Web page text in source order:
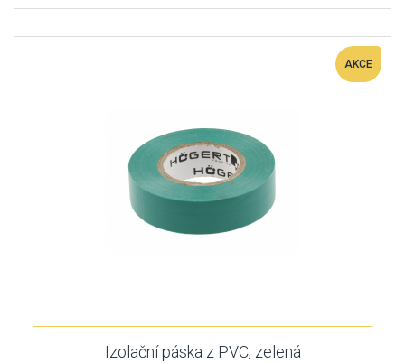
AKCE
Izolační páska z PVC, zelená